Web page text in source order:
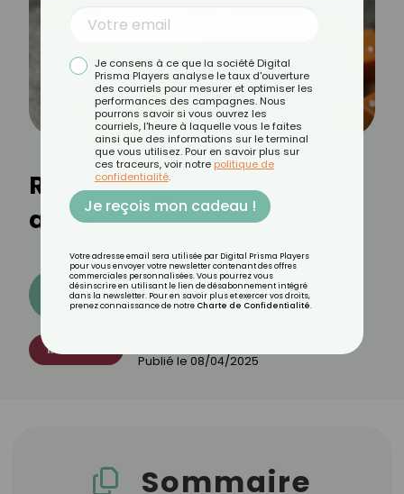
Recette légère de caramel
au beurre salé
Découvrez les 11 menus CROQ
RECETTES
Publié le 08/04/2025
Sommaire
Je consens à ce que la société Digital
Prisma Players analyse le taux d'ouverture
des courriels pour mesurer et optimiser les
performances des campagnes. Nous
pourrons savoir si vous ouvrez les
courriels, l'heure à laquelle vous le faites
ainsi que des informations sur le terminal
que vous utilisez. Pour en savoir plus sur
ces traceurs, voir notre politique de
confidentialité.
Je reçois mon cadeau !
Votre adresse email sera utilisée par Digital Prisma Players
pour vous envoyer votre newsletter contenant des offres
commerciales personnalisées. Vous pourrez vous
désinscrire en utilisant le lien de désabonnement intégré
dans la newsletter. Pour en savoir plus et exercer vos droits,
prenez connaissance de notre Charte de Confidentialité.